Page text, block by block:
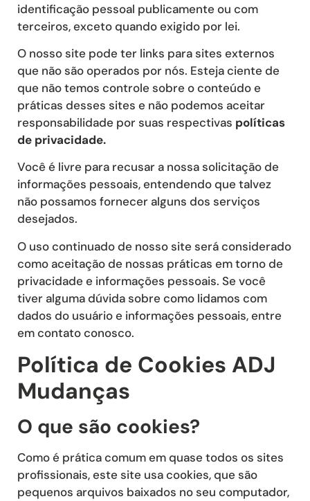
identificação pessoal publicamente ou com
terceiros, exceto quando exigido por lei.
O nosso site pode ter links para sites externos
que não são operados por nós. Esteja ciente de
que não temos controle sobre o conteúdo e
práticas desses sites e não podemos aceitar
responsabilidade por suas respectivas políticas
de privacidade.
Você é livre para recusar a nossa solicitação de
informações pessoais, entendendo que talvez
não possamos fornecer alguns dos serviços
desejados.
O uso continuado de nosso site será considerado
como aceitação de nossas práticas em torno de
privacidade e informações pessoais. Se você
tiver alguma dúvida sobre como lidamos com
dados do usuário e informações pessoais, entre
em contato conosco.
Política de Cookies ADJ
Mudanças
O que são cookies?
Como é prática comum em quase todos os sites
profissionais, este site usa cookies, que são
pequenos arquivos baixados no seu computador,